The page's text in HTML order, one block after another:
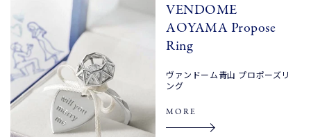
VENDOME
AOYAMA Propose
Ring
ヴァンドーム青山 プロポーズリ
ング
MORE